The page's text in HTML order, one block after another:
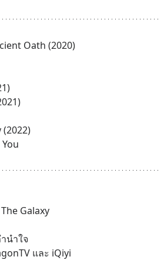
Oath (2020)
(2022)
Galaxy
นำใจ
และ iQiyi